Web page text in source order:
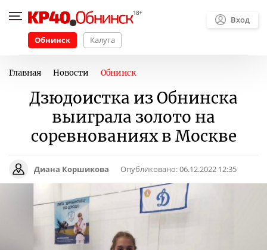
Обнинск Калуга
Вход
Главная Новости Обнинск
Дзюдоистка из Обнинска
выиграла золото на
соревнованиях в Москве
Диана Коршикова Опубликовано:06.12.2022 12:35